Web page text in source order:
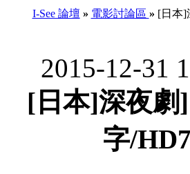
I-See 論壇 » 電影討論區 » [日本]
2015-12-31
[日本]深夜劇
字/